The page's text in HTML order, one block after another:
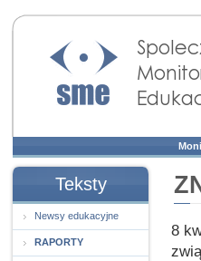
Społeczny Monitor
Edukacji
Teksty
Newsy edukacyjne
RAPORTY
8